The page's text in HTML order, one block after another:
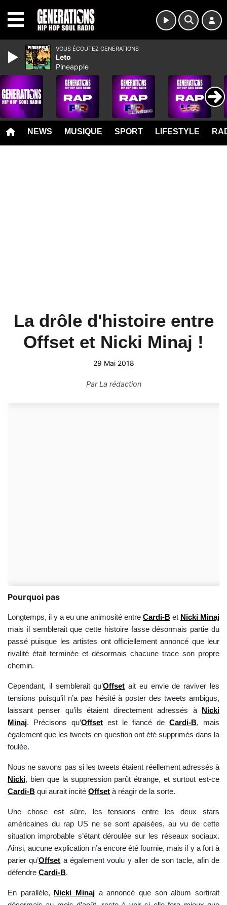
NEWS MUSIQUE SPORT LIFESTYLE
La drôle d'histoire entre
Offset et Nicki Minaj !
29 Mai 2018
ParLa rédaction
Pourquoi pas
Longtemps, il y a eu une animosité entre Cardi-B et Nicki Minaj
mais il semblerait que cette histoire fasse désormais partie du
passé puisque les artistes ont officiellement annoncé que leur
rivalité était terminée et désormais chacune trace son propre
chemin.
Cependant, il semblerait qu’Offset ait eu envie de raviver les
tensions puisqu’il n’a pas hésité à poster des tweets ambigus,
laissant penser qu’ils étaient directement adressés à
Nicki
Minaj. Précisons qu’Offset est le fiancé de Cardi-B, mais
également que les tweets en question ont été supprimés dans la
foulée.
Nous ne savons pas si les tweets étaient réellement adressés à
Nicki, bien que la suppression parût étrange, et surtout est-ce
Cardi-B qui aurait incité Offset à réagir de la sorte.
Une chose est sûre, les tensions entre les deux stars
américaines du rap US ne se sont apaisées, au vu de cette
situation improbable s’étant déroulée sur les réseaux sociaux.
Ainsi, aucune explication n’a encore été fournie, mais il y a fort à
parier qu’Offset a également voulu y aller de son tacle, afin de
défendre Cardi-B.
En parallèle, Nicki Minaj a annoncé que son album sortirait
VOUS ÉCOUTEZ GENERATIONS
Leto
Pineapple